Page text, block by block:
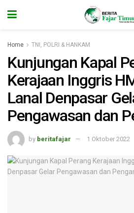
Home TNI, POLRI & HANKAM
Kunjungan Kapal
Kerajaan Inggris
Lanal Denpasar
Pengawasan dan
by beritafajar 1 Oktober 2022